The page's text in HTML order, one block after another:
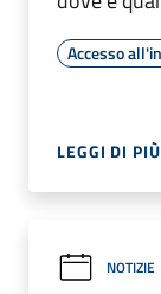
Accesso
LEGGI DI PIÙ
NOTIZIE